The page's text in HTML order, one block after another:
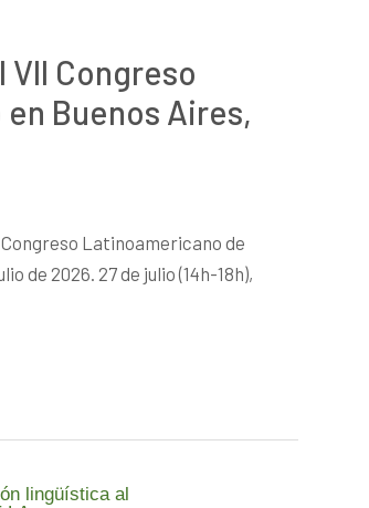
Congreso
Buenos Aires,
Latinoamericano de
de 2026. 27 de julio (14h-18h),